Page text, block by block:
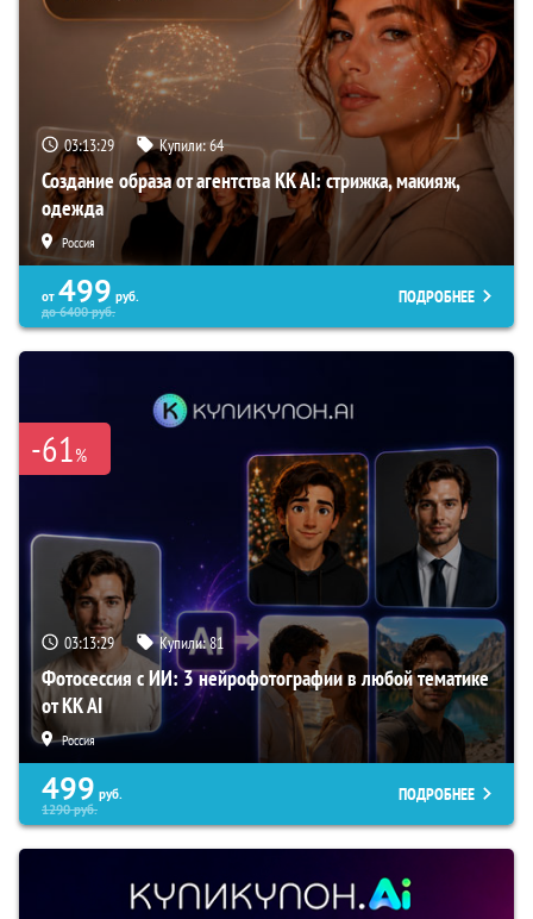
03:13:28 Купили:64
Создание образа от агентства KK AI: стрижка, макияж,
одежда
Россия
от 499 руб.
до6400руб.
ПОДРОБНЕЕ
-61%
03:13:28 Купили:81
Фотосессия с ИИ: 3 нейрофотографии в любой тематике
от KK AI
Россия
499 руб.
1290руб.
ПОДРОБНЕЕ